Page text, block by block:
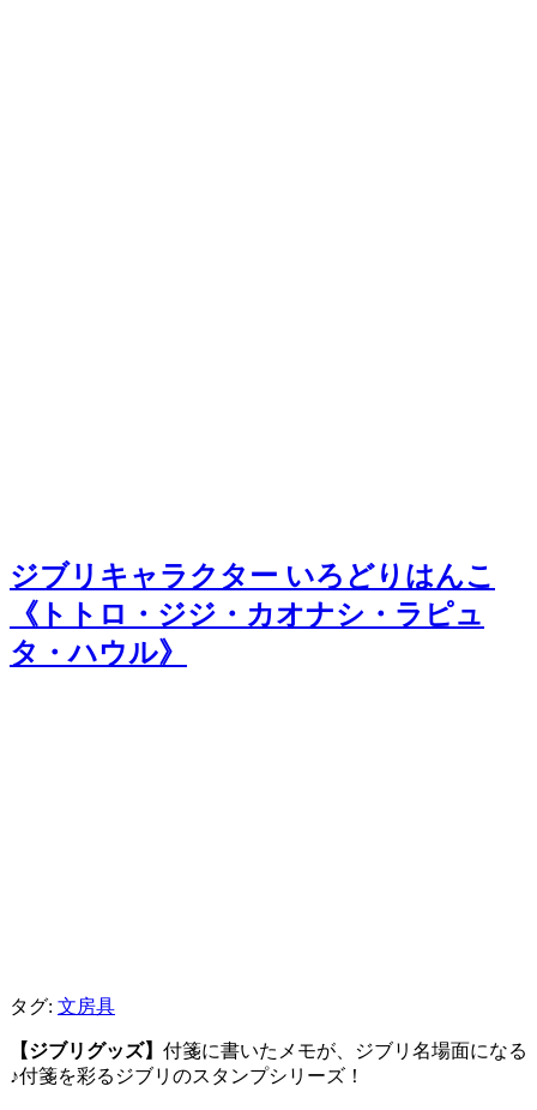
ジブリキャラクター いろどりはんこ
《トトロ・ジジ・カオナシ・ラピュ
タ・ハウル》
タグ: 文房具
【ジブリグッズ】 付箋に書いたメモが、ジブリ名場面になる
♪付箋を彩るジブリのスタンプシリーズ！